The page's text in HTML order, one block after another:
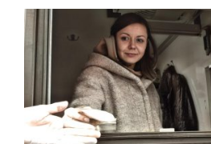
Kita pagalba Lietuvoje
Valstybinės įstaigos
Nevyriausybinės organizacijos